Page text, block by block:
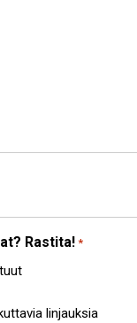
Rastita! *
linjauksia